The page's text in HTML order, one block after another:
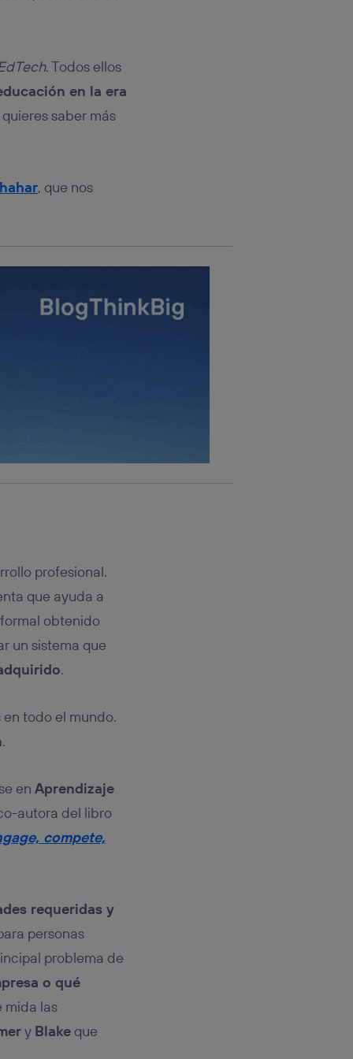
. Todos ellos
en la era
quieres saber más
, que nos
profesional.
que ayuda a
obtenido
un sistema que
.
todo el mundo.
.
en Aprendizaje
autora del libro
compete,
requeridas y
personas
problema de
o qué
mida las
y Blakeque
que